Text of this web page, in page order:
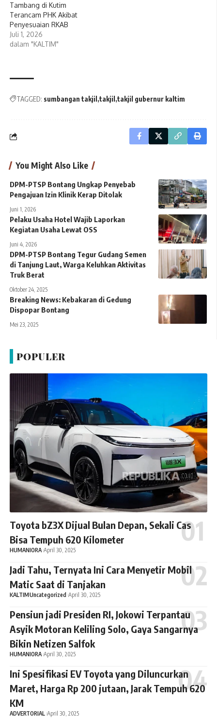
Tambang di Kutim
Terancam PHK Akibat
Penyesuaian RKAB
Juli 1, 2026
dalam "KALTIM"
TAGGED: sumbangan takjil takjil takjil gubernur kaltim
You Might Also Like
DPM-PTSP Bontang Ungkap Penyebab
Pengajuan Izin Klinik Kerap Ditolak
Juni 1, 2026
Pelaku Usaha Hotel Wajib Laporkan
Kegiatan Usaha Lewat OSS
Juni 4, 2026
DPM-PTSP Bontang Tegur Gudang Semen
di Tanjung Laut, Warga Keluhkan Aktivitas
Truk Berat
Oktober 24, 2025
Breaking News: Kebakaran di Gedung
Dispopar Bontang
Mei 23, 2025
POPULER
Toyota bZ3X Dijual Bulan Depan, Sekali Cas
Bisa Tempuh 620 Kilometer
HUMANIORA April 30, 2025
Jadi Tahu, Ternyata Ini Cara Menyetir Mobil
Matic Saat di Tanjakan
KALTIMUncategorized April 30, 2025
Pensiun jadi Presiden RI, Jokowi Terpantau
Asyik Motoran Keliling Solo, Gaya Sangarnya
Bikin Netizen Salfok
HUMANIORA April 30, 2025
Ini Spesifikasi EV Toyota yang Diluncurkan
Maret, Harga Rp 200 jutaan, Jarak Tempuh 620
KM
ADVERTORIAL April 30, 2025